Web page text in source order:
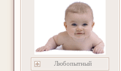
Любопытный